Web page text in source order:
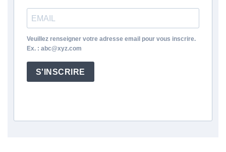
Veuillez renseigner votre adresse email pour vous inscrire.
Ex. : abc@xyz.com
S'INSCRIRE